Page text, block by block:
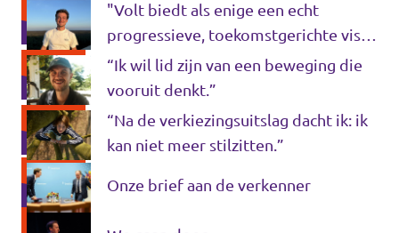
"Volt biedt als enige een echt
progressieve, toekomstgerichte visie
voor Nederland én Europa."
“Ik wil lid zijn van een beweging die
vooruit denkt.”
“Na de verkiezingsuitslag dacht ik: ik
kan niet meer stilzitten.”
Onze brief aan de verkenner